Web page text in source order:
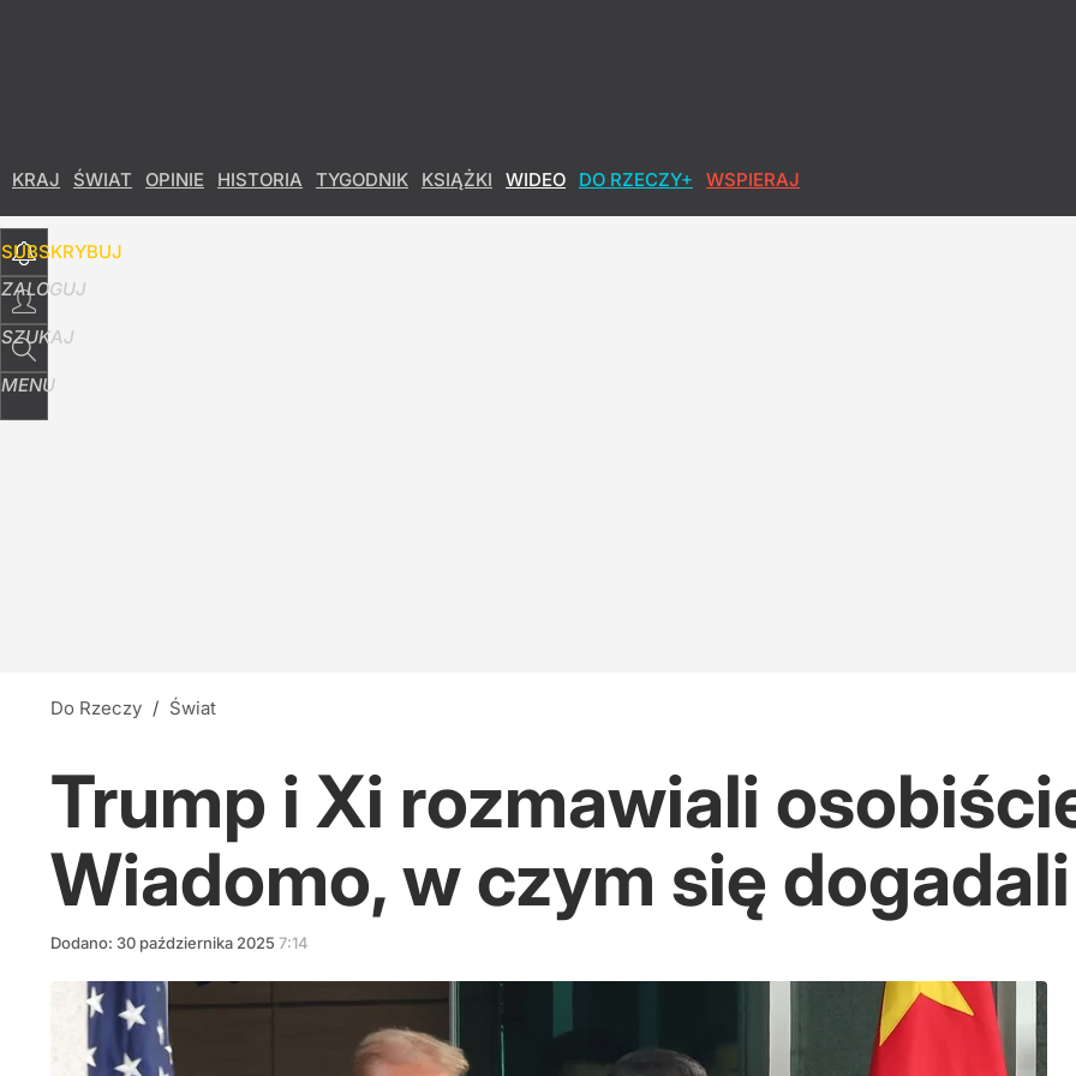
KRAJ ŚWIAT OPINIE HISTORIA TYGODNIK KSIĄŻKI WIDEO DO RZECZY+ WSPIERAJ
SUBSKRYBUJ
ZALOGUJ
SZUKAJ
MENU
Do Rzeczy / Świat
Trump i Xi rozmawiali
Wiadomo, w czym się dogadali
Dodano: 30 października 2025 7:14